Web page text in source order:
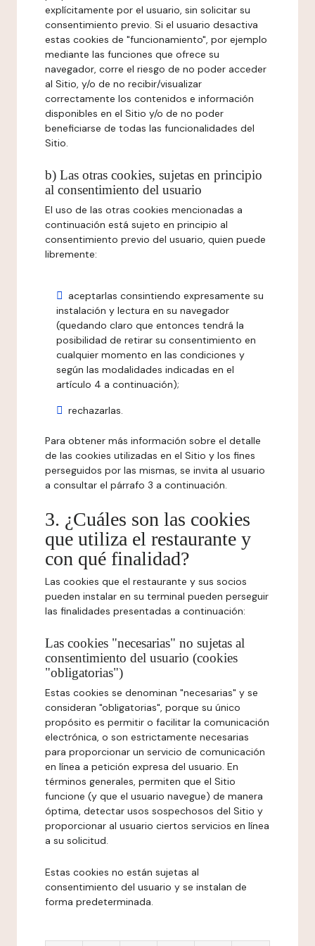
explícitamente por el usuario, sin solicitar su
consentimiento previo. Si el usuario desactiva
estas cookies de "funcionamiento", por ejemplo
mediante las funciones que ofrece su
navegador, corre el riesgo de no poder acceder
al Sitio, y/o de no recibir/visualizar
correctamente los contenidos e información
disponibles en el Sitio y/o de no poder
beneficiarse de todas las funcionalidades del
Sitio.
b) Las otras cookies, sujetas en principio
al consentimiento del usuario
El uso de las otras cookies mencionadas a
continuación está sujeto en principio al
consentimiento previo del usuario, quien puede
libremente:
aceptarlas consintiendo expresamente su
instalación y lectura en su navegador
(quedando claro que entonces tendrá la
posibilidad de retirar su consentimiento en
cualquier momento en las condiciones y
según las modalidades indicadas en el
artículo 4 a continuación);
rechazarlas.
Para obtener más información sobre el detalle
de las cookies utilizadas en el Sitio y los fines
perseguidos por las mismas, se invita al usuario
a consultar el párrafo 3 a continuación.
3. ¿Cuáles son las cookies
que utiliza el restaurante y
con qué finalidad?
Las cookies que el restaurante y sus socios
pueden instalar en su terminal pueden perseguir
las finalidades presentadas a continuación:
Las cookies "necesarias" no sujetas al
consentimiento del usuario (cookies
"obligatorias")
Estas cookies se denominan "necesarias" y se
consideran "obligatorias", porque su único
propósito es permitir o facilitar la comunicación
electrónica, o son estrictamente necesarias
para proporcionar un servicio de comunicación
en línea a petición expresa del usuario. En
términos generales, permiten que el Sitio
funcione (y que el usuario navegue) de manera
óptima, detectar usos sospechosos del Sitio y
proporcionar al usuario ciertos servicios en línea
a su solicitud.
Estas cookies no están sujetas al
consentimiento del usuario y se instalan de
forma predeterminada.